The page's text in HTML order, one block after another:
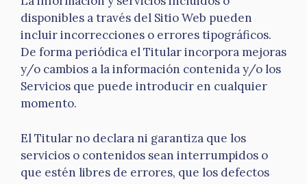
disponibles a través del Sitio Web pueden
incluir incorrecciones o errores tipográficos.
De forma periódica el Titular incorpora mejoras
y/o cambios a la información contenida y/o los
Servicios que puede introducir en cualquier
momento.
El Titular no declara ni garantiza que los
servicios o contenidos sean interrumpidos o
que estén libres de errores, que los defectos